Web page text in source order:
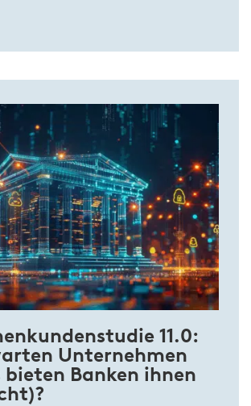
11.0:
Unternehmen
bieten Banken ihnen